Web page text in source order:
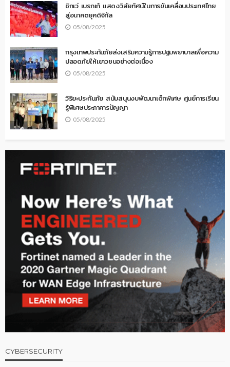
ซิกเว่ เบรกเก้ แสดงวิสัยทัศน์ในการขับเคลื่อนประเทศไทย
สู่อนาคตยุคดิจิทัล
05/08/2025
กรุงเทพประกันภัยส่งเสริมความรู้การปฐมพยาบาลเพื่อความ
ปลอดภัยให้เยาวชนอย่างต่อเนื่อง
05/08/2025
วิริยะประกันภัย สนับสนุนงบพัฒนาเด็กพิเศษ ศูนย์การเรียน
รู้พิเศษประภาคารปัญญา
05/08/2025
CYBERSECURITY